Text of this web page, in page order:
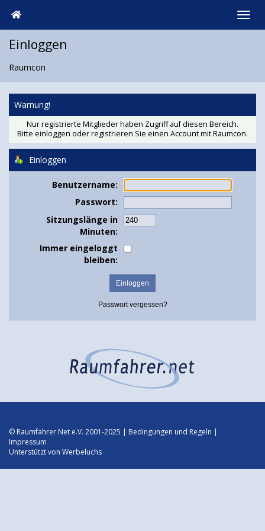
Einloggen
Raumcon
Warnung!
Nur registrierte Mitglieder haben Zugriff auf diesen Bereich.
Bitte einloggen oderregistrieren Sie einen Accountmit Raumcon.
Einloggen
Benutzername:
Passwort:
Sitzungslänge in
Minuten:
Immer eingeloggt
bleiben:
Passwort vergessen?
© Raumfahrer Net e.V. 2001-2025 | Bedingungen und Regeln
Impressum
Unterstützt von Werbeluchs